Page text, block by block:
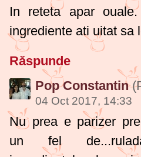
In reteta apar
ingrediente ati uitat sa
Răspunde
Pop Constantin
04 Oct 2017, 14:33
Nu prea e parizer
un fel